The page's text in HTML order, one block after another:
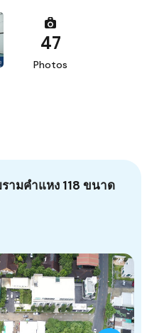
47
Photos
ามคำแหง 118 ขนาด